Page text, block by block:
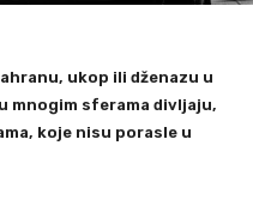
ukop ili dženazu u
mnogim sferama divljaju,
koje nisu porasle u